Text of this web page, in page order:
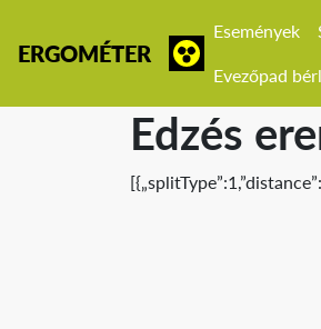
ERGOMÉTER
Események
Evezőpad
Edzés